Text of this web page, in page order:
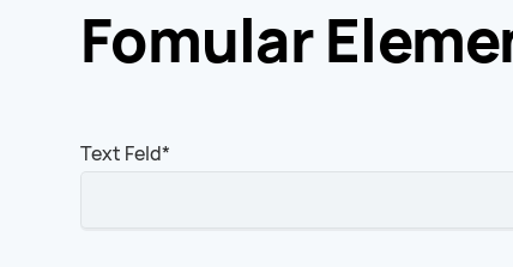
Fomular
Pflichtfeld
Text Feld*